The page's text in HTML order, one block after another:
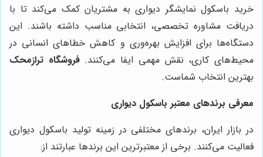
خرید باسکول نمایشگر دیواری به مشتریان کمک می‌کند تا با
دریافت مشاوره تخصصی، انتخابی مناسب داشته باشند. این
دستگاه‌ها برای افزایش بهره‌وری و کاهش خطاهای انسانی در
محیط‌های کاری، نقش مهمی ایفا می‌کنند.فروشگاه ترازمحک
بهترین انتخاب شماست.
معرفی برندهای معتبر باسکول دیواری
در بازار ایران، برندهای مختلفی در زمینه تولید باسکول دیواری
فعالیت می‌کنند. برخی از معتبرترین این برندها عبارتند از: